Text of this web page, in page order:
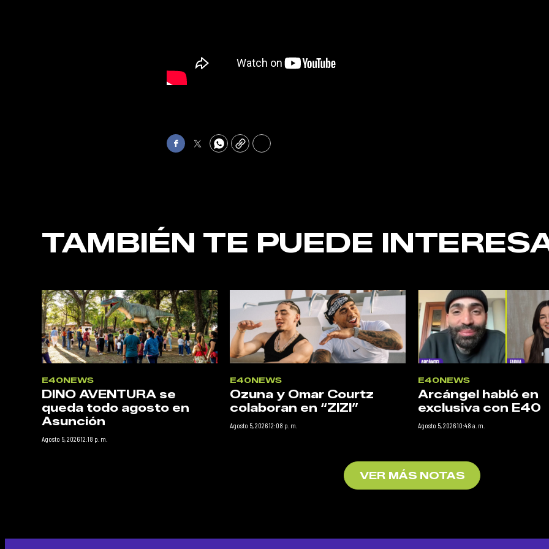
FacebookTwitterWhatsApp
Copy Print
TAMBIÉN TE PUEDE
E40NEWS
DINO AVENTURA se
queda todo agosto en
Asunción
Agosto 5, 2026 12:18 p. m.
E40NEWS
Ozuna y Omar Courtz
colaboran en “ZIZI”
Agosto 5, 2026 12:08 p. m.
E40NEWS
Arcángel habló en
exclusiva con E40
Agosto 5, 2026 10:48 a. m.
VER MÁS NOTAS